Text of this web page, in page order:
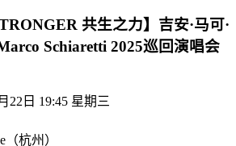
共生之力】吉安·马可·
Schiaretti 2025巡回演唱会
22日 19:45 星期三
（杭州）